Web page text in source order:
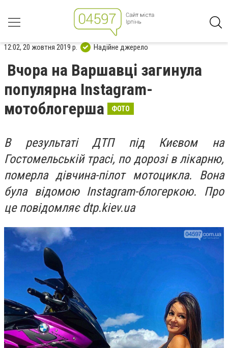
12:02, 20 жовтня 2019 р. Надійне джерело
Вчора на Варшавці загинула
популярна Instagram-
мотоблогерша
ФОТО
В результаті ДТП під Києвом на
Гостомельській трасі, по дорозі в лікарню,
померла дівчина-пілот мотоцикла. Вона
була відомою Instagram-блогеркою. Про
це повідомляє dtp.kiev.ua